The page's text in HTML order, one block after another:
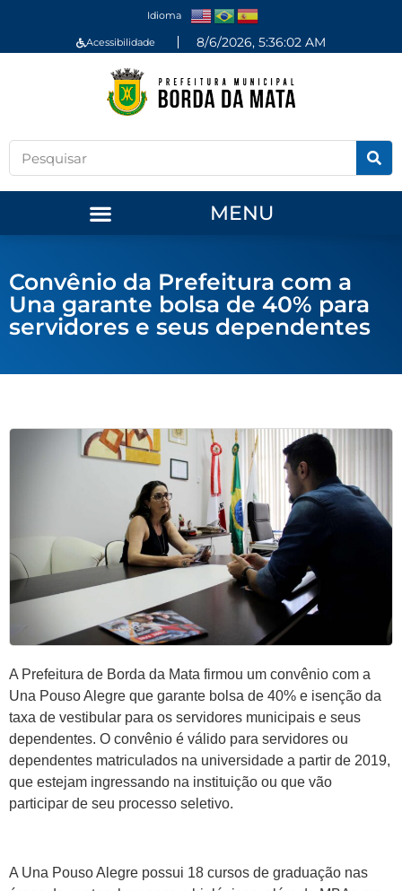
Idioma
Acessibilidade 8/6/2026, 5:36:02 AM
MENU
Convênio da Prefeitura com a
Una garante bolsa de 40% para
servidores e seus dependentes
A Prefeitura de Borda da Mata firmou um convênio com a
Una Pouso Alegre que garante bolsa de 40% e isenção da
taxa de vestibular para os servidores municipais e seus
dependentes. O convênio é válido para servidores ou
dependentes matriculados na universidade a partir de 2019,
que estejam ingressando na instituição ou que vão
participar de seu processo seletivo.
A Una Pouso Alegre possui 18 cursos de graduação nas